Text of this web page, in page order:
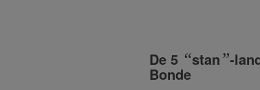
De 5 “stan”-
Bonde